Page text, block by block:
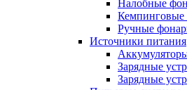
Налобные
Кемпинговые
Ручные
Источники питания
Зарядные
Зарядные